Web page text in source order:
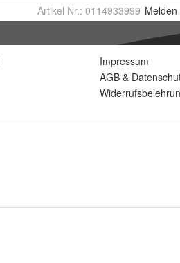
Artikel Nr.: 0114933999 Melden
Impressum
AGB &